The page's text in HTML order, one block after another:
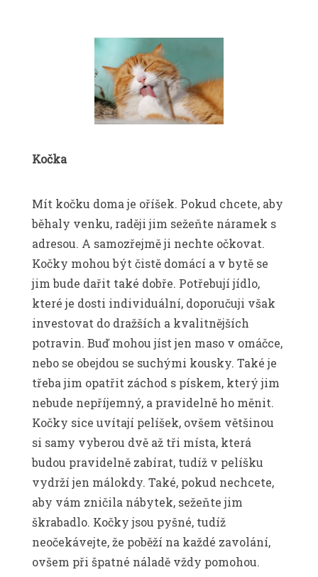
Kočka
Mít kočku doma je oříšek. Pokud chcete, aby
běhaly venku, raději jim sežeňte náramek s
adresou. A samozřejmě ji nechte očkovat.
Kočky mohou být čistě domácí a v bytě se
jim bude dařit také dobře. Potřebují jídlo,
které je dosti individuální, doporučuji však
investovat do dražších a kvalitnějších
potravin. Buď mohou jíst jen maso v omáčce,
nebo se obejdou se suchými kousky. Také je
třeba jim opatřit záchod s pískem, který jim
nebude nepříjemný, a pravidelně ho měnit.
Kočky sice uvítají pelíšek, ovšem většinou
si samy vyberou dvě až tři místa, která
budou pravidelně zabírat, tudíž v pelíšku
vydrží jen málokdy. Také, pokud nechcete,
aby vám zničila nábytek, sežeňte jim
škrabadlo. Kočky jsou pyšné, tudíž
neočekávejte, že poběží na každé zavolání,
ovšem při špatné náladě vždy pomohou.